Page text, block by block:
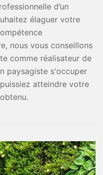
d’un
élaguer votre
nous vous conseillons
comme réalisateur de
paysagiste s'occuper
atteindre votre